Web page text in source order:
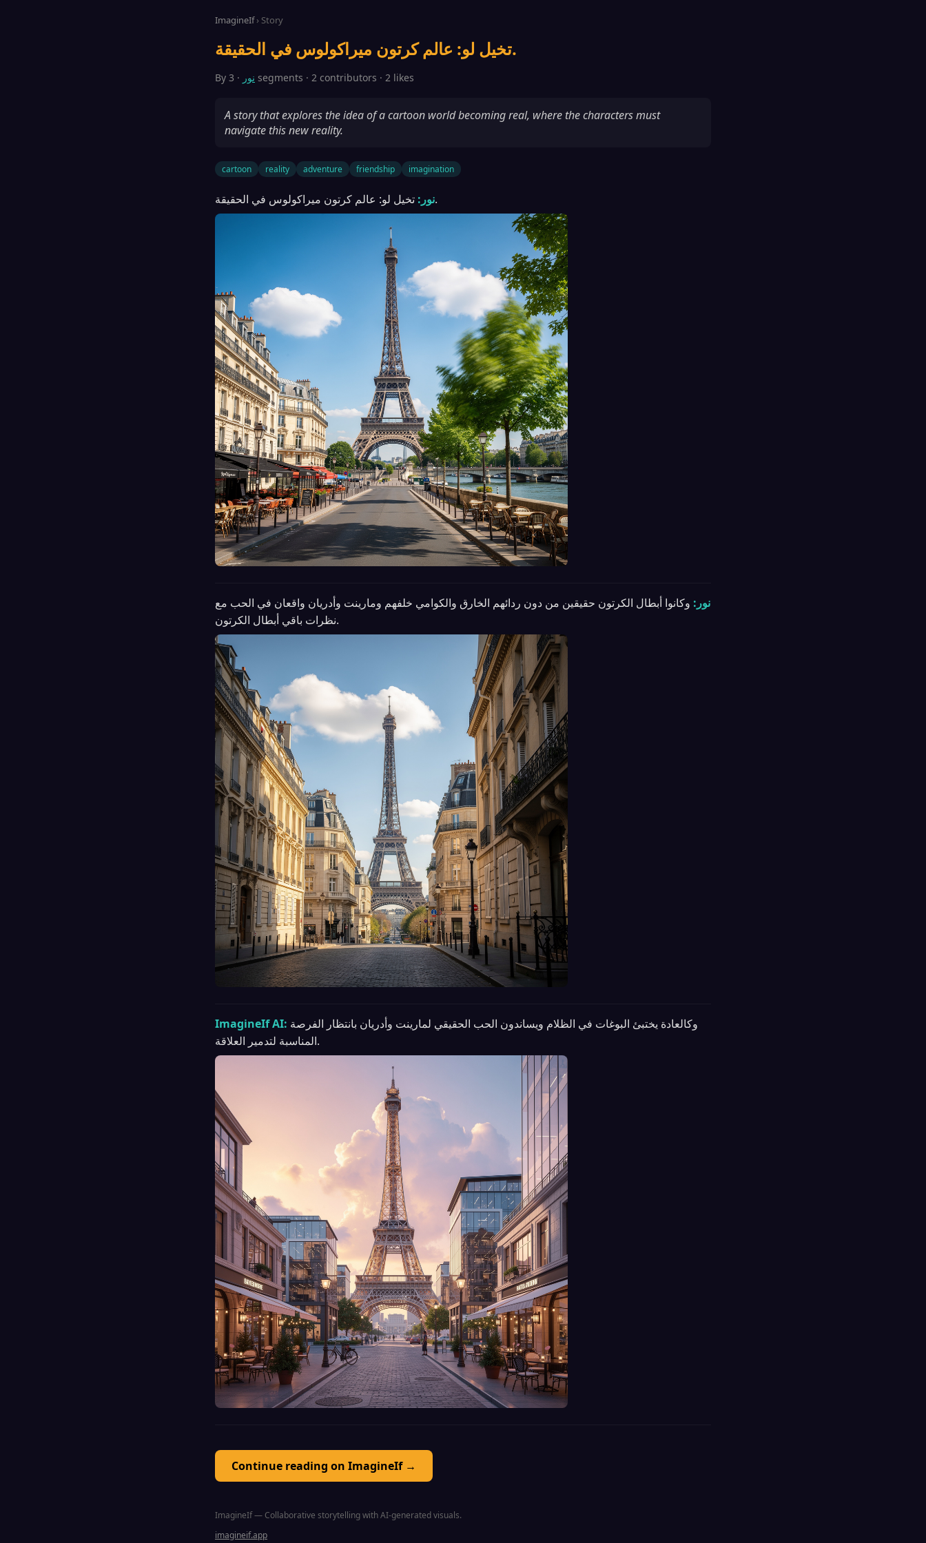
ImagineIf› Story
تخيل لو: عالم كرتون ميراكولوس في الحقيقة.
By نور · 3 segments · 2 contributors · 2 likes
A story that explores the idea of a cartoon world becoming real, where the characters must
navigate this new reality.
cartoon reality adventure friendship imagination
نور:تخيل لو: عالم كرتون ميراكولوس في الحقيقة.
نور: وكانوا أبطال الكرتون حقيقين من دون ردائهم الخارق والكوامي خلفهم ومارينت وأدريان واقعان في الحب مع
نظرات باقي أبطال الكرتون.
ImagineIf AI: وكالعادة يختبئ البوغات في الظلام ويساندون الحب الحقيقي لمارينت وأدريان بانتظار الفرصة
المناسبة لتدمير العلاقة.
Continue reading on ImagineIf →
ImagineIf — Collaborative storytelling with AI-generated visuals.
imagineif.app